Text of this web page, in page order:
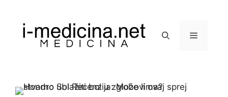
sadržaj
Izbornik